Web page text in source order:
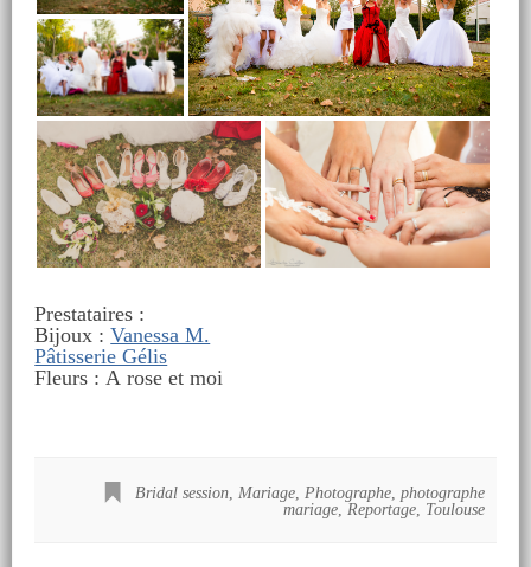
Prestataires :
Bijoux :Vanessa M.
Pâtisserie Gélis
Fleurs : A rose et moi
Bridal session, Mariage, Photographe, photographe
mariage, Reportage, Toulouse